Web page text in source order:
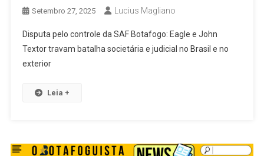
Setembro 27, 2025 Lucius Magliano
Disputa pelo controle da SAF Botafogo: Eagle e John
Textor travam batalha societária e judicial no Brasil e no
exterior
Leia +